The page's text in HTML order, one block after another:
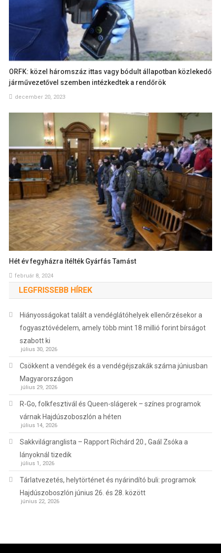
ORFK: közel háromszáz ittas vagy bódult állapotban közlekedő
járművezetővel szemben intézkedtek a rendőrök
december 20, 2023
Hét év fegyházra ítélték Gyárfás Tamást
február 8, 2024
LEGFRISSEBB HÍREK
Hiányosságokat talált a vendéglátóhelyek ellenőrzésekor a
fogyasztóvédelem, amely több mint 18 millió forint bírságot
szabott ki
július 30, 2026
Csökkent a vendégek és a vendégéjszakák száma júniusban
Magyarországon
július 29, 2026
R-Go, folkfesztivál és Queen-slágerek – színes programok
várnak Hajdúszoboszlón a héten
július 14, 2026
Sakkvilágranglista – Rapport Richárd 20., Gaál Zsóka a
lányoknál tizedik
július 1, 2026
Tárlatvezetés, helytörténet és nyárindító buli: programok
Hajdúszoboszlón június 26. és 28. között
június 22, 2026